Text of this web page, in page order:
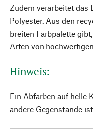
Zudem verarbeitet das
Polyester. Aus den
breiten Farbpalette
Arten von
Hinweis:
Ein Abfärben auf helle
andere Gegenstände